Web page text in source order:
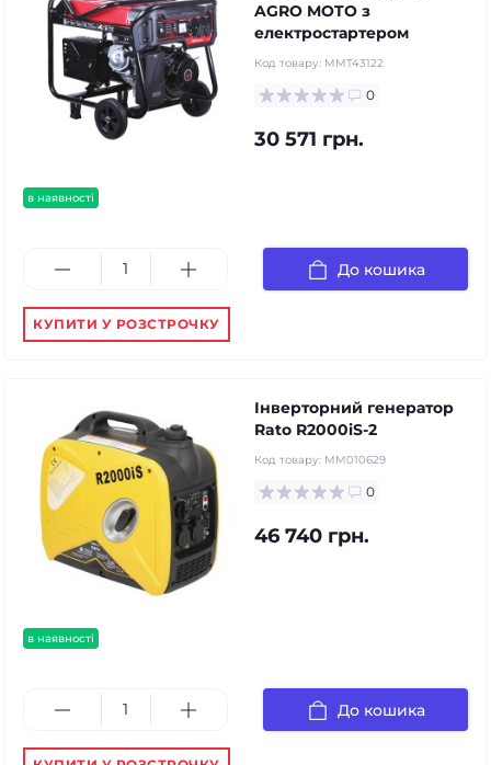
в наявності
AGRO MOTO з
електростартером
Код товару: MMT43122
0
30 571 грн.
До кошика
КУПИТИ У РОЗСТРОЧКУ
в наявності
Інверторний генератор
Rato R2000iS-2
Код товару: MM010629
0
46 740 грн.
До кошика